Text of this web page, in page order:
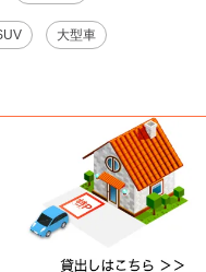
大型車